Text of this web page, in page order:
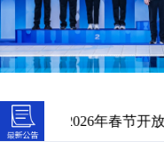
心2026年春节开放时间